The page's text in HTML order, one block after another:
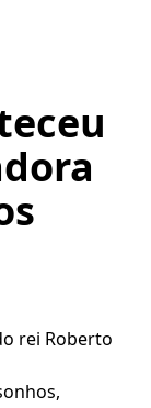
rei Roberto